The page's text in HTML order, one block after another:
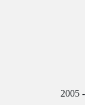
2005